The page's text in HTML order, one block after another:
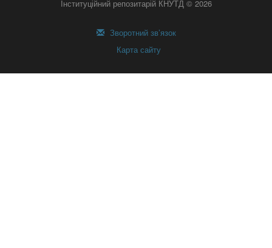
Інституційний репозитарій КНУТД © 2026
Зворотний зв’язок
Карта сайту